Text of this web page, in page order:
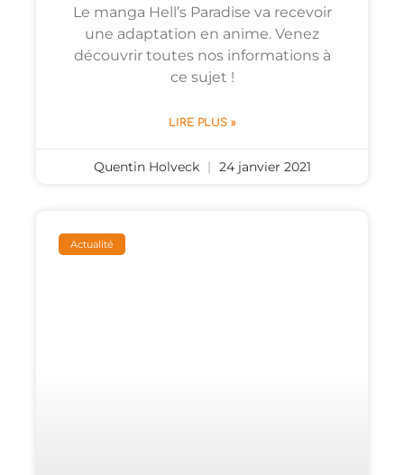
Le manga Hell’s Paradise va recevoir
une adaptation en anime. Venez
découvrir toutes nos informations à
ce sujet !
LIRE PLUS »
Quentin Holveck 24 janvier 2021
Actualité